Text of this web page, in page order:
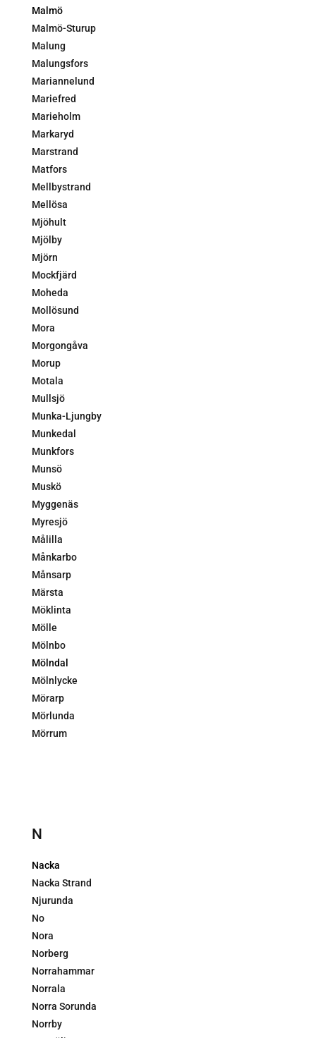
Malmö
Malmö-Sturup
Malung
Malungsfors
Mariannelund
Mariefred
Marieholm
Markaryd
Marstrand
Matfors
Mellbystrand
Mellösa
Mjöhult
Mjölby
Mjörn
Mockfjärd
Moheda
Mollösund
Mora
Morgongåva
Morup
Motala
Mullsjö
Munka-Ljungby
Munkedal
Munkfors
Munsö
Muskö
Myggenäs
Myresjö
Målilla
Månkarbo
Månsarp
Märsta
Möklinta
Mölle
Mölnbo
Mölndal
Mölnlycke
Mörarp
Mörlunda
Mörrum
N
Nacka
Nacka Strand
Njurunda
No
Nora
Norberg
Norrahammar
Norrala
Norra Sorunda
Norrby